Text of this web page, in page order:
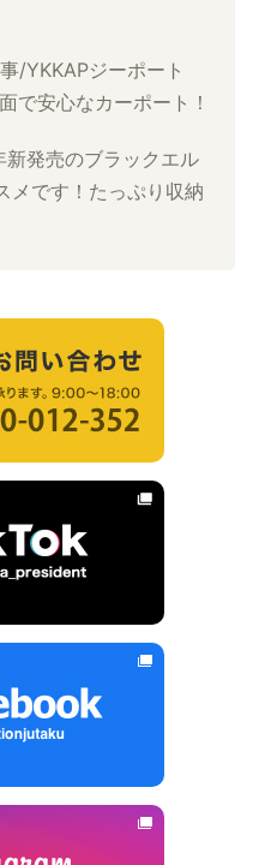
/YKKAPジーポート
で安心なカーポート！
発売のブラックエル
メです！たっぷり収納